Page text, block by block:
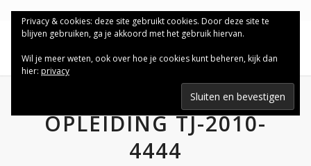
OPLEIDING TJ-2010-
4444
Privacy & cookies: deze site gebruikt cookies. Door deze site te
blijven gebruiken, ga je akkoord met het gebruik hiervan.
Wil je meer weten, ook over hoe je cookies kunt beheren, kijk dan
hier: privacy